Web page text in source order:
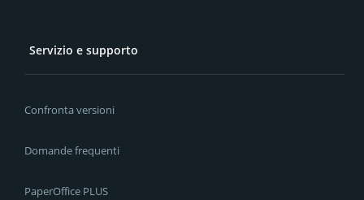
Servizio e supporto
Confronta versioni
Domande frequenti
PaperOffice PLUS